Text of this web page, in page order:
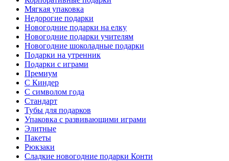
Мягкая упаковка
Недорогие подарки
Новогодние подарки на елку
Новогодние подарки учителям
Новогодние шоколадные подарки
Подарки на утренник
Подарки с играми
Премиум
С Киндер
С символом года
Стандарт
Тубы для подарков
Упаковка с развивающими играми
Элитные
Пакеты
Рюкзаки
Сладкие новогодние подарки Конти